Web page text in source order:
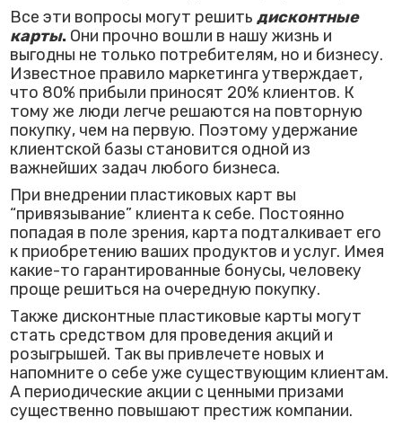
Все эти вопросы могут решитьдисконтные
карты. Они прочно вошли в нашу жизнь и
выгодны не только потребителям, но и бизнесу.
Известное правило маркетинга утверждает,
что 80% прибыли приносят 20% клиентов. К
тому же люди легче решаются на повторную
покупку, чем на первую. Поэтому удержание
клиентской базы становится одной из
важнейших задач любого бизнеса.
При внедрении пластиковых карт вы
“привязывание” клиента к себе. Постоянно
попадая в поле зрения, карта подталкивает его
к приобретению ваших продуктов и услуг. Имея
какие-то гарантированные бонусы, человеку
проще решиться на очередную покупку.
Также дисконтные пластиковые карты могут
стать средством для проведения акций и
розыгрышей. Так вы привлечете новых и
напомните о себе уже существующим клиентам.
А периодические акции с ценными призами
существенно повышают престиж компании.